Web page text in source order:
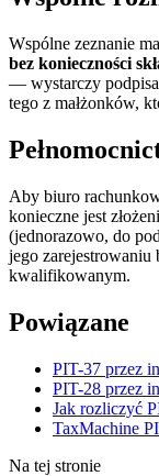
Wspólne zeznanie
bez konieczności
— wystarczy
tego z małżonków,
Aby biuro
konieczne jest
(jednorazowo, do
jego zarejestrowaniu
kwalifikowanym.
Powiązane
PIT-37 przez
PIT-28 przez
Jak rozliczyć
TaxMachine
Na tej stronie